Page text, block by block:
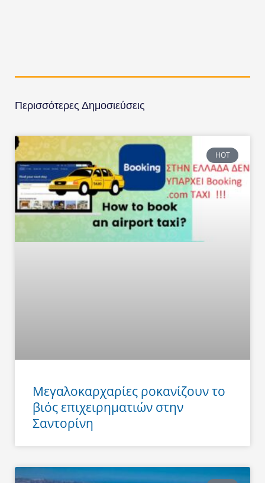
Περισσότερες Δημοσιεύσεις
HOT
Μεγαλοκαρχαρίες ροκανίζουν το
βιός επιχειρηματιών στην
Σαντορίνη